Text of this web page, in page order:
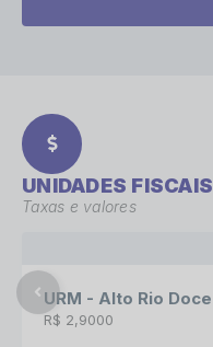
UNIDADES FISCAIS
Taxas e valores
URM - Alto Rio Doce
R$ 2,9000